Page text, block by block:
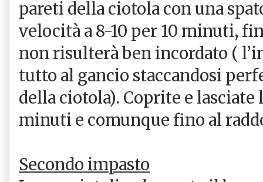
pareti della ciotola con una
velocità a 8-10 per 10 minuti,
non risulterà ben incordato (
tutto al gancio staccandosi
della ciotola). Coprite e
minuti e comunque fino al
Secondo impasto